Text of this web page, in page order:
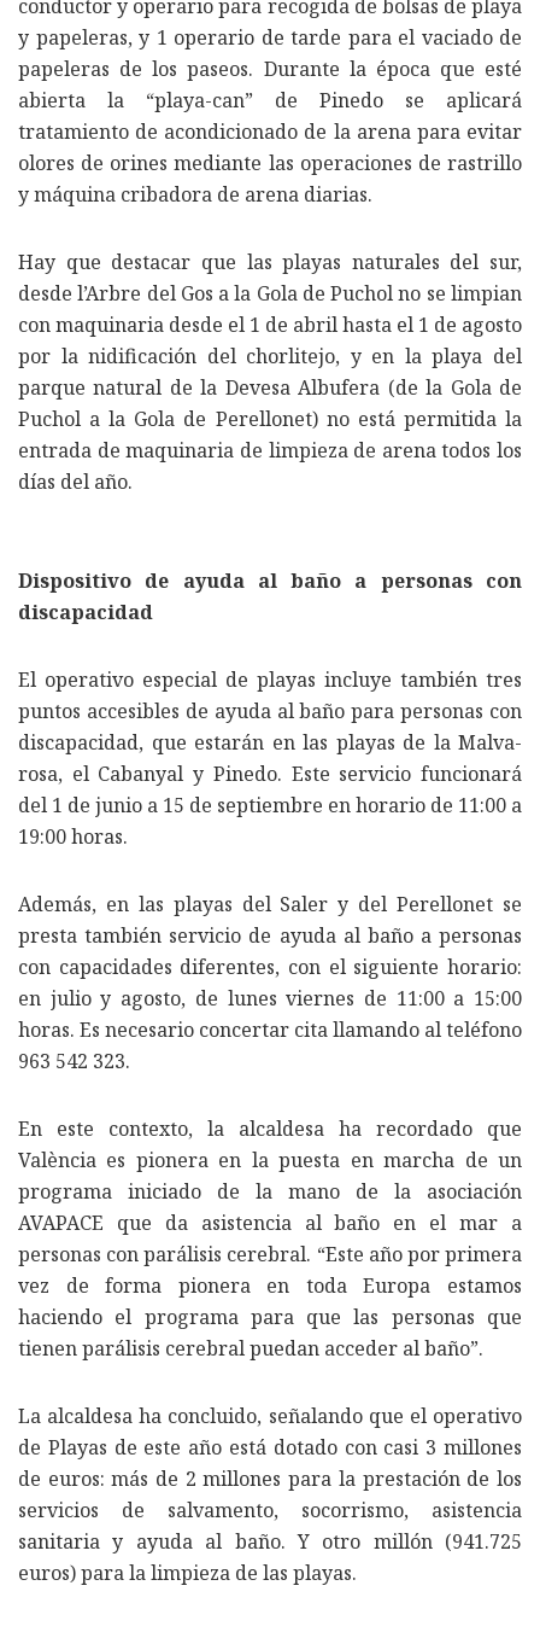
conductor y operario para recogida de bolsas de playa
y papeleras, y 1 operario de tarde para el vaciado de
papeleras de los paseos. Durante la época que esté
abierta la “playa-can” de Pinedo se aplicará
tratamiento de acondicionado de la arena para evitar
olores de orines mediante las operaciones de rastrillo
y máquina cribadora de arena diarias.
Hay que destacar que las playas naturales del sur,
desde l’Arbre del Gos a la Gola de Puchol no se limpian
con maquinaria desde el 1 de abril hasta el 1 de agosto
por la nidificación del chorlitejo, y en la playa del
parque natural de la Devesa Albufera (de la Gola de
Puchol a la Gola de Perellonet) no está permitida la
entrada de maquinaria de limpieza de arena todos los
días del año.
Dispositivo de ayuda al baño a personas con
discapacidad
El operativo especial de playas incluye también tres
puntos accesibles de ayuda al baño para personas con
discapacidad, que estarán en las playas de la Malva-
rosa, el Cabanyal y Pinedo. Este servicio funcionará
del 1 de junio a 15 de septiembre en horario de 11:00 a
19:00 horas.
Además, en las playas del Saler y del Perellonet se
presta también servicio de ayuda al baño a personas
con capacidades diferentes, con el siguiente horario:
en julio y agosto, de lunes viernes de 11:00 a 15:00
horas. Es necesario concertar cita llamando al teléfono
963 542 323.
En este contexto, la alcaldesa ha recordado que
València es pionera en la puesta en marcha de un
programa iniciado de la mano de la asociación
AVAPACE que da asistencia al baño en el mar a
personas con parálisis cerebral. “Este año por primera
vez de forma pionera en toda Europa estamos
haciendo el programa para que las personas que
tienen parálisis cerebral puedan acceder al baño”.
La alcaldesa ha concluido, señalando que el operativo
de Playas de este año está dotado con casi 3 millones
de euros: más de 2 millones para la prestación de los
servicios de salvamento, socorrismo, asistencia
sanitaria y ayuda al baño. Y otro millón (941.725
euros) para la limpieza de las playas.